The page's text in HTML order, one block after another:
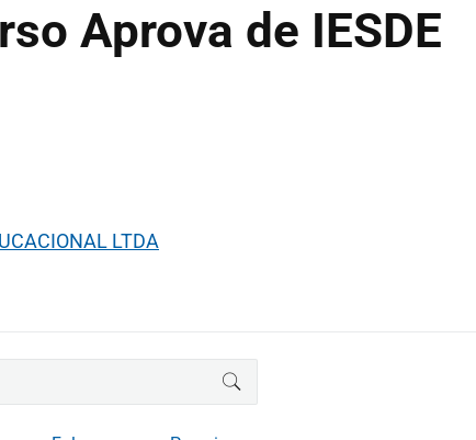
Aprova de IESDE
LTDA
BUSCAR